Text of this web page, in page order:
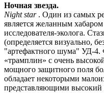
Ночная звезда.
Night star . Один из самых
является желанным
исследователя-эколога.
(определяется визуально,
"артефактного шума" УД-4.
«трамплин» с очень
мощного защитного поля
обладает некоторыми
представляющими высокий